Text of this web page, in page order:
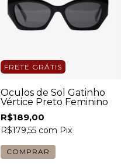
FRETE GRÁTIS
Óculos de Sol Gatinho
Vértice Preto Feminino
R$189,00
R$179,55 com Pix
COMPRAR